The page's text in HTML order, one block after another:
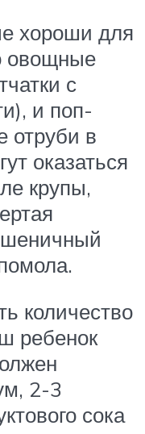
хороши для
овощные
с
и поп-
отруби в
оказаться
крупы,
количество
ребенок
2-3
сока